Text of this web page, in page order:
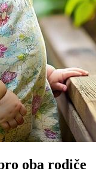
oba rodiče